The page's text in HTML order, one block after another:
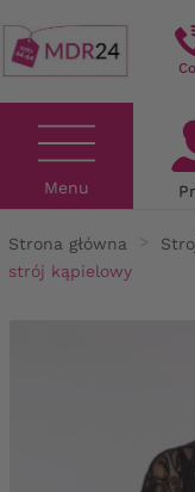
Menu
Strona główna
strój kąpielowy